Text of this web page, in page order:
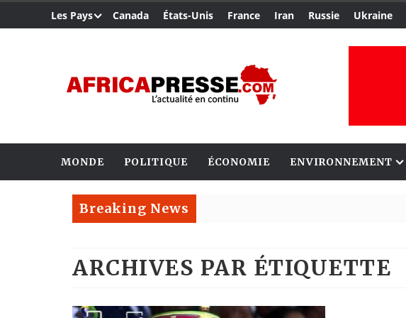
Les Pays Canada États-Unis France Iran Russie Ukraine
MONDE POLITIQUE ÉCONOMIE ENVIRONNEMENT
Breaking News
ARCHIVES PAR ÉTIQUETTE